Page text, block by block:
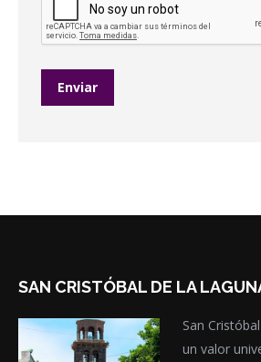
SAN CRISTÓBAL DE LA
San
un valor